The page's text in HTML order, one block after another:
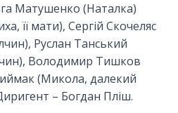
Матушенко (Наталка)
її мати), Сергій Скочеляс
Руслан Танський
Володимир Тишков
(Микола, далекий
– Богдан Пліш.